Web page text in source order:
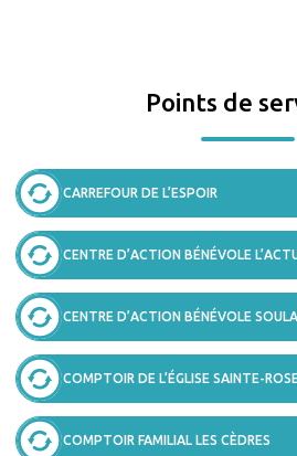
Points de
CARREFOUR DE L’ESPOIR
CENTRE D’ACTION BÉNÉVOLE
CENTRE D’ACTION BÉNÉVOLE
COMPTOIR DE L’ÉGLISE SAINTE-
COMPTOIR FAMILIAL LES CÈDRES